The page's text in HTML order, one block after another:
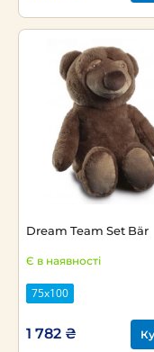
Dream Team Set Bär
Є в наявності
75х100
1 782 ₴